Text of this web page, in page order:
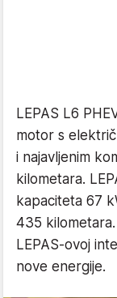
LEPAS L6
motor s
i najavljenim
kilometara.
kapaciteta 67
435
LEPAS-ovoj
nove energije.